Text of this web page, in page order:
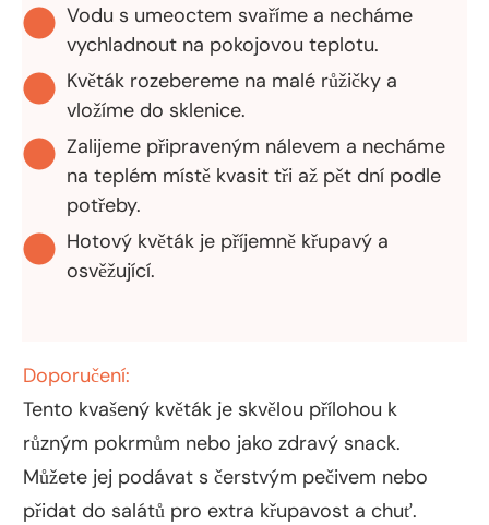
Vodu s umeoctem svaříme a necháme
vychladnout na pokojovou teplotu.
Květák rozebereme na malé růžičky a
vložíme do sklenice.
Zalijeme připraveným nálevem a necháme
na teplém místě kvasit tři až pět dní podle
potřeby.
Hotový květák je příjemně křupavý a
osvěžující.
Doporučení:
Tento kvašený květák je skvělou přílohou k
různým pokrmům nebo jako zdravý snack.
Můžete jej podávat s čerstvým pečivem nebo
přidat do salátů pro extra křupavost a chuť.